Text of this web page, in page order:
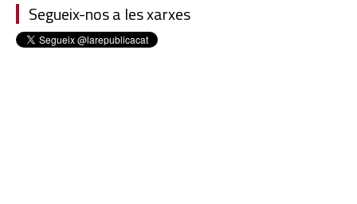
Segueix-nos a les xarxes